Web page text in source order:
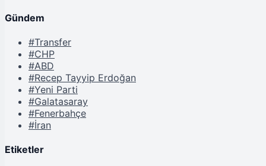
Gündem
#Transfer
#CHP
#ABD
#Recep Tayyip Erdoğan
#Yeni Parti
#Galatasaray
#Fenerbahçe
#İran
Etiketler